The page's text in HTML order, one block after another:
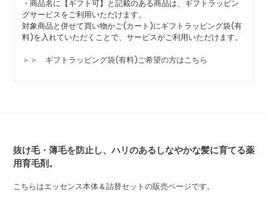
・商品名に【ギフト可】と記載のある商品は、ギフトラッピン
グサービスをご利用いただけます。
対象商品と併せて買い物かご(カート)にギフトラッピング袋(有
料)を入れていただくことで、サービスがご利用いただけます。
＞＞ ギフトラッピング袋(有料)ご希望の方はこちら
抜け毛・薄毛を防止し、ハリのあるしなやかな髪に育てる薬
用育毛剤。
こちらはエッセンス本体＆詰替セットの販売ページです。